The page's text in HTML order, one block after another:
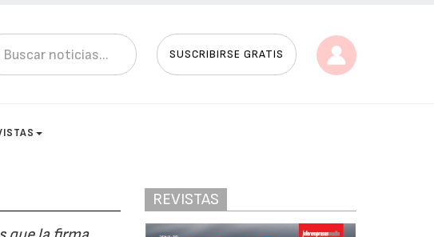
SUSCRIBIRSE GRATIS
REVISTAS